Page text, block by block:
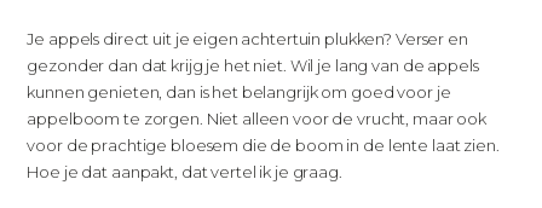
Je appels direct uit je eigen achtertuin plukken? Verser en
gezonder dan dat krijg je het niet. Wil je lang van de appels
kunnen genieten, dan is het belangrijk om goed voor je
appelboom te zorgen. Niet alleen voor de vrucht, maar ook
voor de prachtige bloesem die de boom in de lente laat zien.
Hoe je dat aanpakt, dat vertel ik je graag.